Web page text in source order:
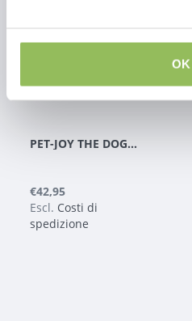
OK
PET-JOY THE DOGGYWALKER COLLARE OLIVE GREEN
€42,95
Escl. Costi di
spedizione